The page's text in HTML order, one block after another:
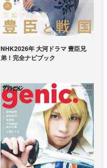
NHK2026年 大河ドラマ 豊臣兄
弟！完全ナビブック